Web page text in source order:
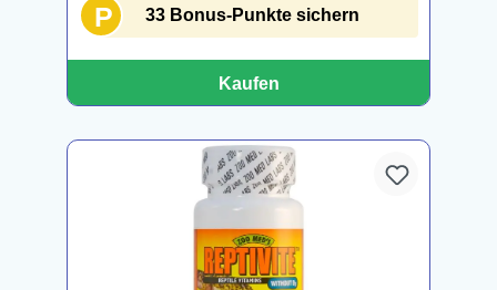
P 33 Bonus-Punkte sichern
Kaufen